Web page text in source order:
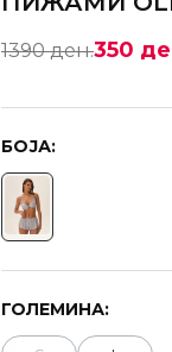
1390 ден.350
БОЈА:
ГОЛЕМИНА: